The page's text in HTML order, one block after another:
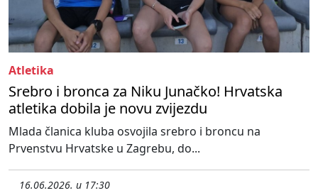
Atletika
Srebro i bronca za Niku Junačko! Hrvatska
atletika dobila je novu zvijezdu
Mlada članica kluba osvojila srebro i broncu na
Prvenstvu Hrvatske u Zagrebu, do...
16.06.2026. u 17:30